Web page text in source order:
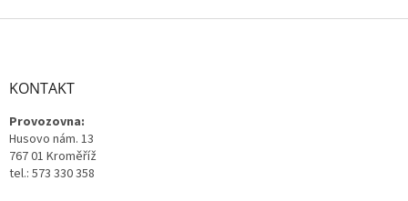
Z
KONTAKT
Provozovna:
Husovo nám. 13
767 01 Kroměříž
tel.: 573 330 358